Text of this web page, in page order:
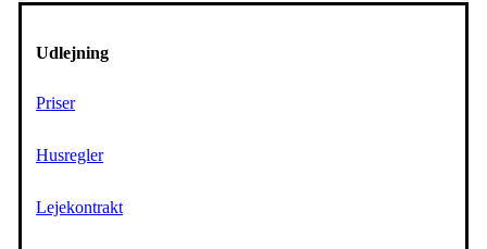
Udlejning
Priser
Husregler
Lejekontrakt